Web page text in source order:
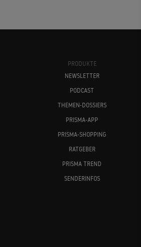
PRODUKTE
NEWSLETTER
PODCAST
THEMEN-DOSSIERS
PRISMA-APP
PRISMA-SHOPPING
RATGEBER
PRISMA TREND
SENDERINFOS